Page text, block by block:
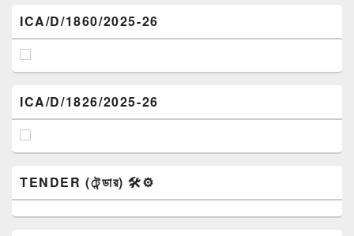
ICA/D/1860/2025-26
ICA/D/1826/2025-26
TENDER (টেন্ডার) 🛠️⚙️